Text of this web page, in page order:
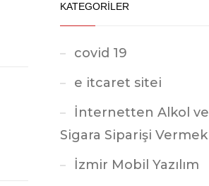
KATEGORİLER
covid 19
e itcaret sitei
İnternetten Alkol ve
Sigara Siparişi Vermek
İzmir Mobil Yazılım